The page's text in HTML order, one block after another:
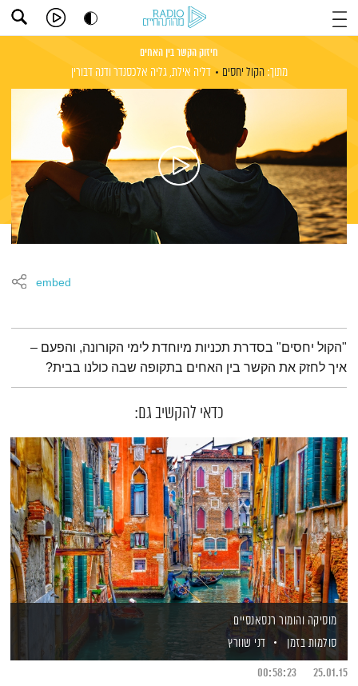
חיזוק הקשר בין האחים
מתוך: הקול יחסים דליה אילת, גליה אלכסנדר ודנה דבורין
embed
תמצית הפודקאסט
"הקול יחסים" בסדרת תכניות מיוחדת לימי הקורונה, והפעם –
איך לחזק את הקשר בין האחים בתקופה שבה כולנו בבית?
כדאי להקשיב גם:
מוסיקה והומור רנסאנסיים
סולמות בזמן
דני שוורץ
25.01.15
00:58:23